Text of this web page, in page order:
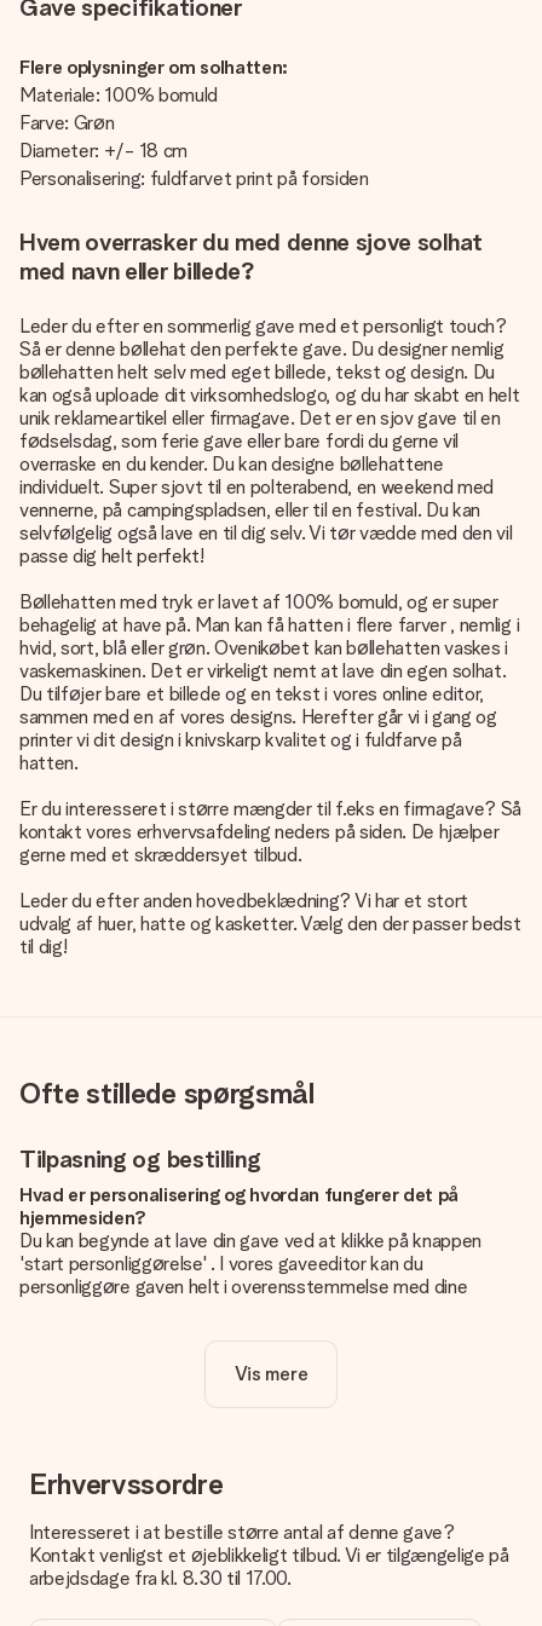
Gave specifikationer
Flere oplysninger om solhatten:
Materiale: 100% bomuld
Farve: Grøn
Diameter: +/- 18 cm
Personalisering: fuldfarvet print på forsiden
Hvem overrasker du med denne sjove solhat
med navn eller billede?
Leder du efter en sommerlig gave med et personligt touch?
Så er denne bøllehat den perfekte gave. Du designer nemlig
bøllehatten helt selv med eget billede, tekst og design. Du
kan også uploade dit virksomhedslogo, og du har skabt en helt
unik reklameartikel eller firmagave. Det er en sjov gave til en
fødselsdag, som ferie gave eller bare fordi du gerne vil
overraske en du kender. Du kan designe bøllehattene
individuelt. Super sjovt til en polterabend, en weekend med
vennerne, på campingspladsen, eller til en festival. Du kan
selvfølgelig også lave en til dig selv. Vi tør vædde med den vil
passe dig helt perfekt!
Bøllehatten med tryk er lavet af 100% bomuld, og er super
behagelig at have på. Man kan få hatten i flere farver , nemlig i
hvid, sort, blå eller grøn. Ovenikøbet kan bøllehatten vaskes i
vaskemaskinen. Det er virkeligt nemt at lave din egen solhat.
Du tilføjer bare et billede og en tekst i vores online editor,
sammen med en af vores designs. Herefter går vi i gang og
printer vi dit design i knivskarp kvalitet og i fuldfarve på
hatten.
Er du interesseret i større mængder til f.eks en firmagave? Så
kontakt vores erhvervsafdeling neders på siden. De hjælper
gerne med et skræddersyet tilbud.
Leder du efter anden hovedbeklædning? Vi har et stort
udvalg af huer, hatte og kasketter. Vælg den der passer bedst
til dig!
Ofte stillede spørgsmål
Tilpasning og bestilling
Hvad er personalisering og hvordan fungerer det på
hjemmesiden?
Du kan begynde at lave din gave ved at klikke på knappen
'start personliggørelse' . I vores gaveeditor kan du
personliggøre gaven helt i overensstemmelse med dine
Er personalisering inkluderet i prisen?
Prisen der vises på hjemmesiden omfatter personliggørelse
Hvordan ved jeg, om mit billede har den rigtige kvalitet?
Vi vil være sikre på, at du er helt tilfreds med din gave. Derfor
om kvaliteten af dit billede, kan du kontakte vores
kundeservice og vedlægge dit foto sammen med den gave,
du er interesseret i at bestille. Så kan de tjekke kvaliteten for
Vis mere
Erhvervssordre
Interesseret i at bestille større antal af denne gave?
Kontakt venligst et øjeblikkeligt tilbud. Vi er tilgængelige på
arbejdsdage fra kl. 8.30 til 17.00.